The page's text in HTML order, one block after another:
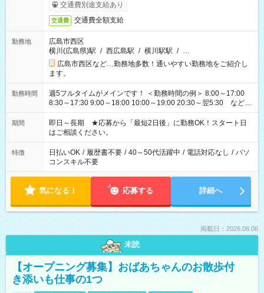
交通費別途支給あり
交通費 交通費全額支給
勤務地
広島市西区
横川(広島県)駅 / 西広島駅 / 横川駅駅 / …
広島市西区など…勤務地多数！通いやすい勤務地をご紹介し
ます。
勤務時間
週5フルタイムがメインです！ ＜勤務時間の例＞ 8:00～17:00
8:30～17:30 9:00～18:00 10:00～19:00 20:30～翌5:30 など ★
その他にも勤務時間多数！ 日勤のみ、残業なし、交替制など
ご希望を教えてください！
期間
即日～長期 ★応募から「最短2日後」に勤務OK！スタート日
はご相談ください。
特徴 日払いOK / 履歴書不要 / 40～50代活躍中 / 電話対応なし / パソ
コンスキル不要
気になる！ 応募する 詳細へ
掲載日：2026.08.06
未読
【オープニング募集】おばあちゃんのお散歩付
き添いも仕事の1つ